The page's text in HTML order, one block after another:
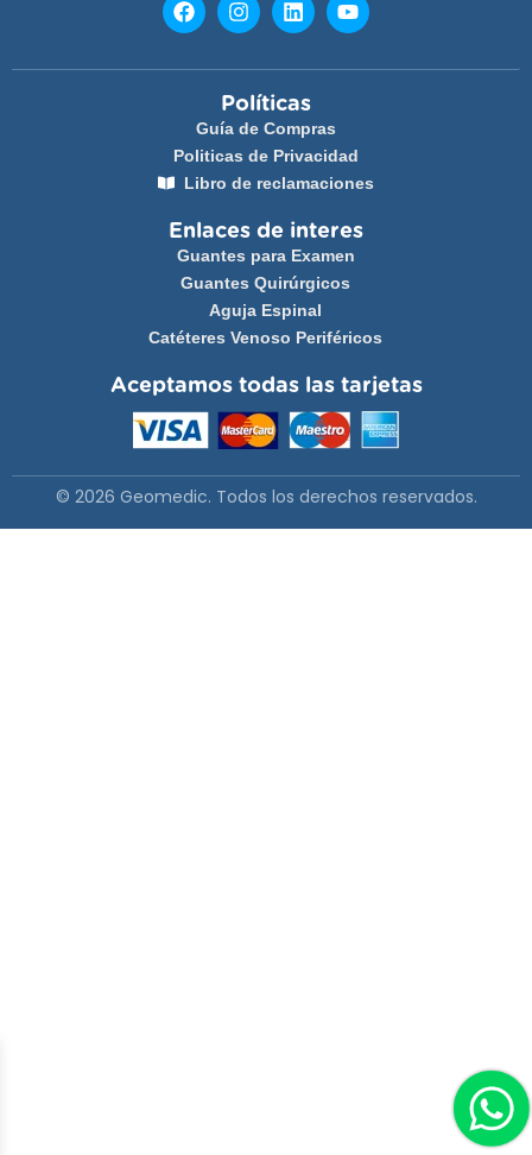
Políticas
Guía de Compras
Politicas de Privacidad
Libro de reclamaciones
Enlaces de interes
Guantes para Examen
Guantes Quirúrgicos
Aguja Espinal
Catéteres Venoso Periféricos
Aceptamos todas las tarjetas
© 2026 Geomedic. Todos los derechos reservados.